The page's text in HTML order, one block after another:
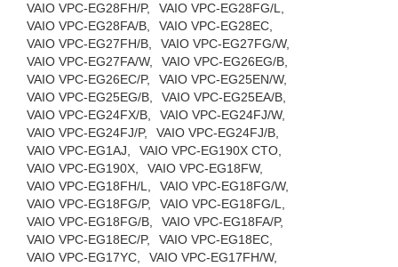
VAIO VPC-EG28FH/P,
VAIO VPC-EG28FG/L,
VAIO VPC-EG28FA/B,
VAIO VPC-EG28EC,
VAIO VPC-EG27FH/B,
VAIO VPC-EG27FG/W,
VAIO VPC-EG27FA/W,
VAIO VPC-EG26EG/B,
VAIO VPC-EG26EC/P,
VAIO VPC-EG25EN/W,
VAIO VPC-EG25EG/B,
VAIO VPC-EG25EA/B,
VAIO VPC-EG24FX/B,
VAIO VPC-EG24FJ/W,
VAIO VPC-EG24FJ/P,
VAIO VPC-EG24FJ/B,
VAIO VPC-EG1AJ,
VAIO VPC-EG190X CTO,
VAIO VPC-EG190X,
VAIO VPC-EG18FW,
VAIO VPC-EG18FH/L,
VAIO VPC-EG18FG/W,
VAIO VPC-EG18FG/P,
VAIO VPC-EG18FG/L,
VAIO VPC-EG18FG/B,
VAIO VPC-EG18FA/P,
VAIO VPC-EG18EC/P,
VAIO VPC-EG18EC,
VAIO VPC-EG17YC,
VAIO VPC-EG17FH/W,